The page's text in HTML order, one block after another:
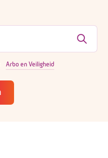
Arbo en Veiligheid